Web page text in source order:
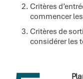
Critères
commencer
Critères de
considérer les